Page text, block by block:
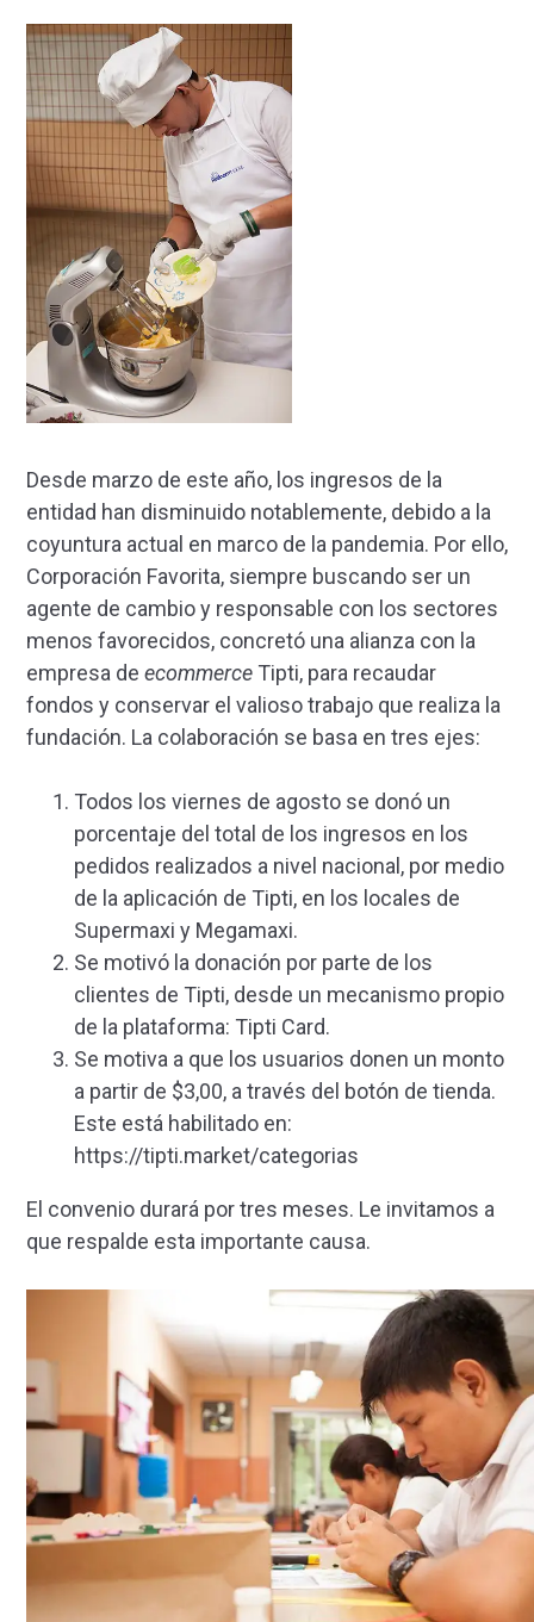
Desde marzo de este año, los ingresos de la
entidad han disminuido notablemente, debido a la
coyuntura actual en marco de la pandemia. Por ello,
Corporación Favorita, siempre buscando ser un
agente de cambio y responsable con los sectores
menos favorecidos, concretó una alianza con la
empresa de ecommerce Tipti, para recaudar
fondos y conservar el valioso trabajo que realiza la
fundación. La colaboración se basa en tres ejes:
Todos los viernes de agosto se donó un
porcentaje del total de los ingresos en los
pedidos realizados a nivel nacional, por medio
de la aplicación de Tipti, en los locales de
Supermaxi y Megamaxi.
Se motivó la donación por parte de los
clientes de Tipti, desde un mecanismo propio
de la plataforma: Tipti Card.
Se motiva a que los usuarios donen un monto
a partir de $3,00, a través del botón de tienda.
Este está habilitado en:
https://tipti.market/categorias
El convenio durará por tres meses. Le invitamos a
que respalde esta importante causa.